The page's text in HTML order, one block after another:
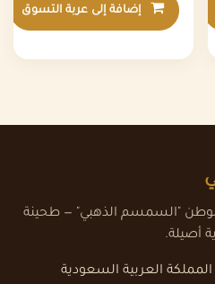
إضافة إلى قائمة
إضافة إلى عربة التسوق
"السمسم الذهبي" — طحينة
أصيلة.
المملكة العربية السعودية